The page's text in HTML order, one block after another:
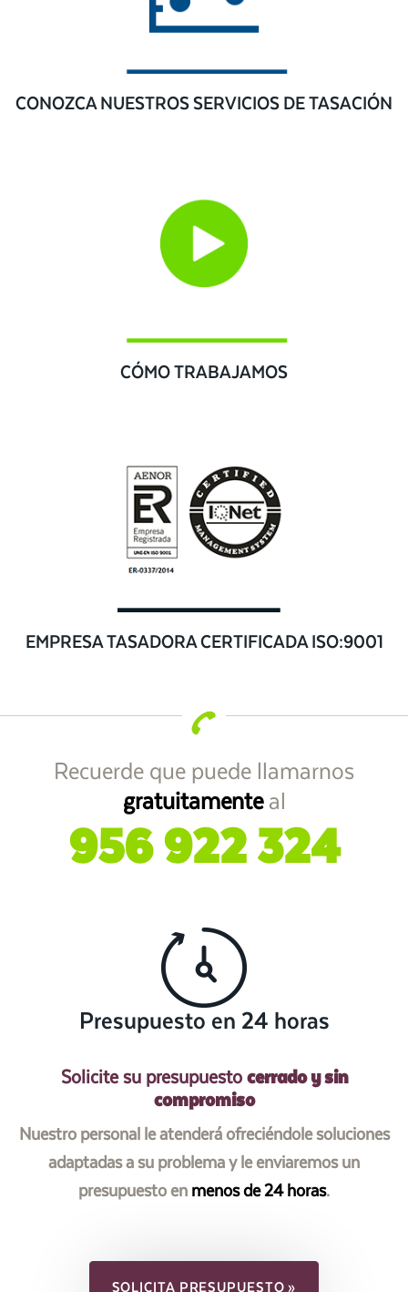
CONOZCA NUESTROS SERVICIOS DE TASACIÓN
CÓMO TRABAJAMOS
EMPRESA TASADORA CERTIFICADA ISO:9001
Recuerde que puede llamarnos
gratuitamenteal
956 922 324
Presupuesto en 24 horas
Solicite su presupuesto cerrado y sin
compromiso
Nuestro personal le atenderá ofreciéndole soluciones
adaptadas a su problema y le enviaremos un
presupuesto en menos de 24 horas.
SOLICITA PRESUPUESTO »